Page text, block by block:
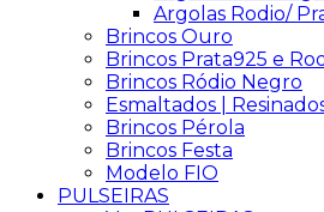
Argolas Rodio/
Brincos Ouro
Brincos Prata925 e
Brincos Ródio Negro
Esmaltados |
Brincos Pérola
Brincos Festa
Modelo FIO
PULSEIRAS